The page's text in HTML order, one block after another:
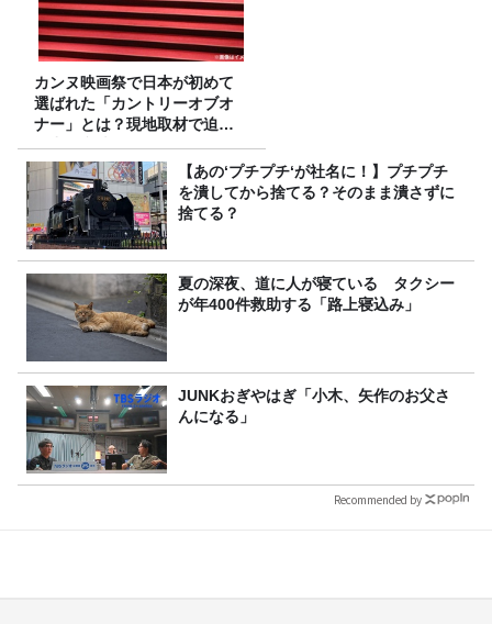
カンヌ映画祭で日本が初めて
選ばれた「カントリーオブオ
ナー」とは？現地取材で迫る
選出の意味
【あの‘プチプチ‘が社名に！】プチプチ
を潰してから捨てる？そのまま潰さずに
捨てる？
夏の深夜、道に人が寝ている タクシー
が年400件救助する「路上寝込み」
JUNKおぎやはぎ「小木、矢作のお父さ
んになる」
Recommended by